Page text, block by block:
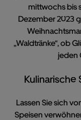
mittwochs bis
Dezember 2023
„Waldtränke“, ob
jeden
Kulinarische
Lassen Sie sich
Speisen